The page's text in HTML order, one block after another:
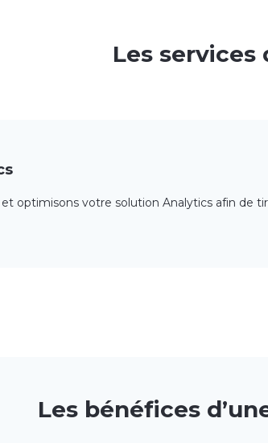
Les
optimisons votre solution Analytics afin de
Les bénéfices